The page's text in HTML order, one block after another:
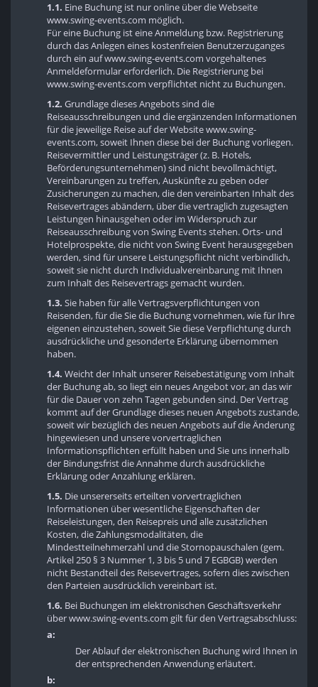
1.1. Eine Buchung ist nur online über die Webseite
www.swing-events.com möglich.
Für eine Buchung ist eine Anmeldung bzw. Registrierung
durch das Anlegen eines kostenfreien Benutzerzuganges
durch ein auf www.swing-events.com vorgehaltenes
Anmeldeformular erforderlich. Die Registrierung bei
www.swing-events.com verpflichtet nicht zu Buchungen.
1.2. Grundlage dieses Angebots sind die
Reiseausschreibungen und die ergänzenden Informationen
für die jeweilige Reise auf der Website www.swing-
events.com, soweit Ihnen diese bei der Buchung vorliegen.
Reisevermittler und Leistungsträger (z. B. Hotels,
Beförderungsunternehmen) sind nicht bevollmächtigt,
Vereinbarungen zu treffen, Auskünfte zu geben oder
Zusicherungen zu machen, die den vereinbarten Inhalt des
Reisevertrages abändern, über die vertraglich zugesagten
Leistungen hinausgehen oder im Widerspruch zur
Reiseausschreibung von Swing Events stehen. Orts- und
Hotelprospekte, die nicht von Swing Event herausgegeben
werden, sind für unsere Leistungspflicht nicht verbindlich,
soweit sie nicht durch Individualvereinbarung mit Ihnen
zum Inhalt des Reisevertrags gemacht wurden.
1.3. Sie haben für alle Vertragsverpflichtungen von
Reisenden, für die Sie die Buchung vornehmen, wie für Ihre
eigenen einzustehen, soweit Sie diese Verpflichtung durch
ausdrückliche und gesonderte Erklärung übernommen
haben.
1.4. Weicht der Inhalt unserer Reisebestätigung vom Inhalt
der Buchung ab, so liegt ein neues Angebot vor, an das wir
für die Dauer von zehn Tagen gebunden sind. Der Vertrag
kommt auf der Grundlage dieses neuen Angebots zustande,
soweit wir bezüglich des neuen Angebots auf die Änderung
hingewiesen und unsere vorvertraglichen
Informationspflichten erfüllt haben und Sie uns innerhalb
der Bindungsfrist die Annahme durch ausdrückliche
Erklärung oder Anzahlung erklären.
1.5. Die unsererseits erteilten vorvertraglichen
Informationen über wesentliche Eigenschaften der
Reiseleistungen, den Reisepreis und alle zusätzlichen
Kosten, die Zahlungsmodalitäten, die
Mindestteilnehmerzahl und die Stornopauschalen (gem.
Artikel 250 § 3 Nummer 1, 3 bis 5 und 7 EGBGB) werden
nicht Bestandteil des Reisevertrages, sofern dies zwischen
den Parteien ausdrücklich vereinbart ist.
1.6. Bei Buchungen im elektronischen Geschäftsverkehr
über www.swing-events.com gilt für den Vertragsabschluss:
a:
Der Ablauf der elektronischen Buchung wird Ihnen in
der entsprechenden Anwendung erläutert.
b: